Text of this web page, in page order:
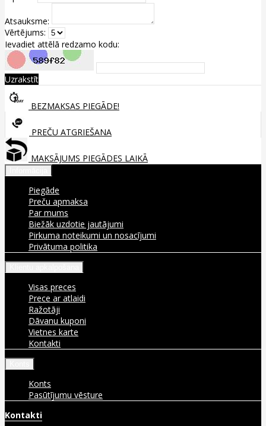
Atsauksme:
Vērtējums:
Ievadiet attēlā redzamo kodu:
Uzrakstīt
BEZMAKSAS PIEGĀDE!
PREČU ATGRIEŠANA
MAKSĀJUMS PIEGĀDES LAIKĀ
Piegāde
Preču apmaksa
Par mums
Biežāk uzdotie jautājumi
Pirkuma noteikumi un nosacījumi
Privātuma politika
Visas preces
Prece ar atlaidi
Ražotāji
Dāvanu kuponi
Vietnes karte
Kontakti
Konts
Pasūtījumu vēsture
Kontakti